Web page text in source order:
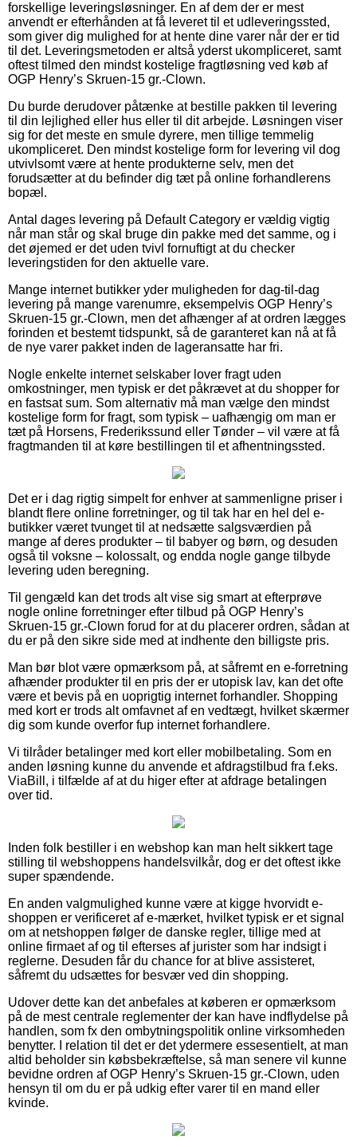
forskellige leveringsløsninger. En af dem der er mest
anvendt er efterhånden at få leveret til et udleveringssted,
som giver dig mulighed for at hente dine varer når der er tid
til det. Leveringsmetoden er altså yderst ukompliceret, samt
oftest tilmed den mindst kostelige fragtløsning ved køb af
OGP Henry’s Skruen-15 gr.-Clown.
Du burde derudover påtænke at bestille pakken til levering
til din lejlighed eller hus eller til dit arbejde. Løsningen viser
sig for det meste en smule dyrere, men tillige temmelig
ukompliceret. Den mindst kostelige form for levering vil dog
utvivlsomt være at hente produkterne selv, men det
forudsætter at du befinder dig tæt på online forhandlerens
bopæl.
Antal dages levering på Default Category er vældig vigtig
når man står og skal bruge din pakke med det samme, og i
det øjemed er det uden tvivl fornuftigt at du checker
leveringstiden for den aktuelle vare.
Mange internet butikker yder muligheden for dag-til-dag
levering på mange varenumre, eksempelvis OGP Henry’s
Skruen-15 gr.-Clown, men det afhænger af at ordren lægges
forinden et bestemt tidspunkt, så de garanteret kan nå at få
de nye varer pakket inden de lageransatte har fri.
Nogle enkelte internet selskaber lover fragt uden
omkostninger, men typisk er det påkrævet at du shopper for
en fastsat sum. Som alternativ må man vælge den mindst
kostelige form for fragt, som typisk – uafhængig om man er
tæt på Horsens, Frederikssund eller Tønder – vil være at få
fragtmanden til at køre bestillingen til et afhentningssted.
Det er i dag rigtig simpelt for enhver at sammenligne priser i
blandt flere online forretninger, og til tak har en hel del e-
butikker været tvunget til at nedsætte salgsværdien på
mange af deres produkter – til babyer og børn, og desuden
også til voksne – kolossalt, og endda nogle gange tilbyde
levering uden beregning.
Til gengæld kan det trods alt vise sig smart at efterprøve
nogle online forretninger efter tilbud på OGP Henry’s
Skruen-15 gr.-Clown forud for at du placerer ordren, sådan at
du er på den sikre side med at indhente den billigste pris.
Man bør blot være opmærksom på, at såfremt en e-forretning
afhænder produkter til en pris der er utopisk lav, kan det ofte
være et bevis på en uoprigtig internet forhandler. Shopping
med kort er trods alt omfavnet af en vedtægt, hvilket skærmer
dig som kunde overfor fup internet forhandlere.
Vi tilråder betalinger med kort eller mobilbetaling. Som en
anden løsning kunne du anvende et afdragstilbud fra f.eks.
ViaBill, i tilfælde af at du higer efter at afdrage betalingen
over tid.
Inden folk bestiller i en webshop kan man helt sikkert tage
stilling til webshoppens handelsvilkår, dog er det oftest ikke
super spændende.
En anden valgmulighed kunne være at kigge hvorvidt e-
shoppen er verificeret af e-mærket, hvilket typisk er et signal
om at netshoppen følger de danske regler, tillige med at
online firmaet af og til efterses af jurister som har indsigt i
reglerne. Desuden får du chance for at blive assisteret,
såfremt du udsættes for besvær ved din shopping.
Udover dette kan det anbefales at køberen er opmærksom
på de mest centrale reglementer der kan have indflydelse på
handlen, som fx den ombytningspolitik online virksomheden
benytter. I relation til det er det ydermere essesentielt, at man
altid beholder sin købsbekræftelse, så man senere vil kunne
bevidne ordren af OGP Henry’s Skruen-15 gr.-Clown, uden
hensyn til om du er på udkig efter varer til en mand eller
kvinde.